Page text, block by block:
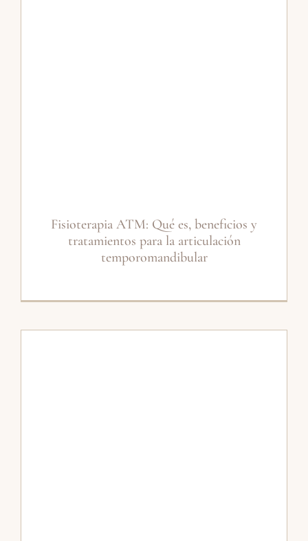
Fisioterapia ATM: Qué es, beneficios y
tratamientos para la articulación
temporomandibular